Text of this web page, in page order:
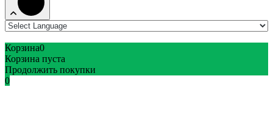
Корзина0
Корзина пуста
Продолжить покупки
0